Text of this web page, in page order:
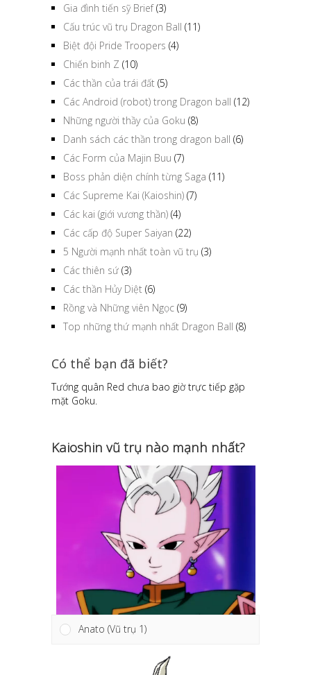
Gia đình tiến sỹ Brief(3)
Cấu trúc vũ trụ Dragon Ball (11)
Biệt đội Pride Troopers (4)
Chiến binh Z (10)
Các thần của trái đất (5)
Các Android (robot) trong Dragon ball (12)
Những người thầy của Goku (8)
Danh sách các thần trong dragon ball (6)
Các Form của Majin Buu (7)
Boss phản diện chính từng Saga (11)
Các Supreme Kai (Kaioshin) (7)
Các kai (giới vương thần) (4)
Các cấp độ Super Saiyan (22)
5 Người mạnh nhất toàn vũ trụ (3)
Các thiên sứ (3)
Các thần Hủy Diệt (6)
Rồng và Những viên Ngọc (9)
Top những thứ mạnh nhất Dragon Ball (8)
Có thể bạn đã biết?
Tướng quân Red chưa bao giờ trực tiếp gặp
mặt Goku.
Kaioshin vũ trụ nào mạnh nhất?
Anato (Vũ trụ 1)